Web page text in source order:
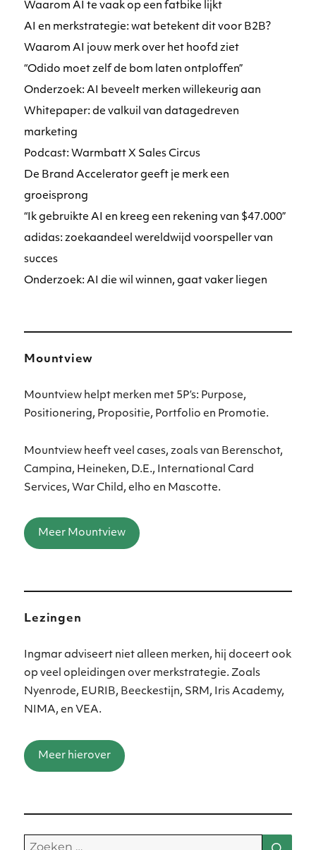
Waarom AI te vaak op een fatbike lijkt
AI en merkstrategie: wat betekent dit voor B2B?
Waarom AI jouw merk over het hoofd ziet
“Odido moet zelf de bom laten ontploffen”
Onderzoek: AI beveelt merken willekeurig aan
Whitepaper: de valkuil van datagedreven
marketing
Podcast: Warmbatt X Sales Circus
De Brand Accelerator geeft je merk een
groeisprong
“Ik gebruikte AI en kreeg een rekening van $47.000”
adidas: zoekaandeel wereldwijd voorspeller van
succes
Onderzoek: AI die wil winnen, gaat vaker liegen
Mountview
Mountview helpt merken met 5P’s: Purpose,
Positionering, Propositie, Portfolio en Promotie.
Mountview heeft veel cases, zoals van Berenschot,
Campina, Heineken, D.E., International Card
Services, War Child, elho en Mascotte.
Meer Mountview
Lezingen
Ingmar adviseert niet alleen merken, hij doceert ook
op veel opleidingen over merkstrategie. Zoals
Nyenrode, EURIB, Beeckestijn, SRM, Iris Academy,
NIMA, en VEA.
Meer hierover
Zoeken